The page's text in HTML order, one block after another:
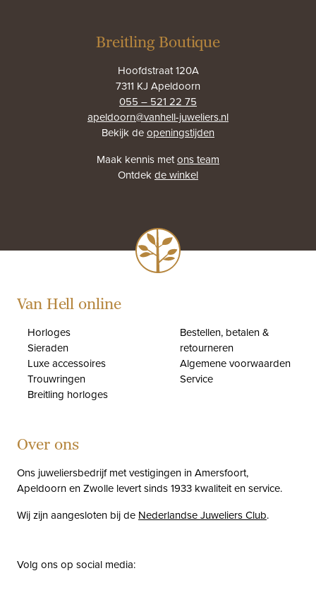
Breitling Boutique
Hoofdstraat 120A
7311 KJ Apeldoorn
055 – 521 22 75
apeldoorn@vanhell-juweliers.nl
Bekijk deopeningstijden
Maak kennis metons team
Ontdekde winkel
Van Hell online
Horloges
Sieraden
Luxe accessoires
Trouwringen
Breitling horloges
Bestellen, betalen &
retourneren
Algemene voorwaarden
Service
Over ons
Ons juweliersbedrijf met vestigingen in Amersfoort,
Apeldoorn en Zwolle levert sinds 1933 kwaliteit en service.
Wij zijn aangesloten bij de Nederlandse Juweliers Club.
Volg ons op social media: